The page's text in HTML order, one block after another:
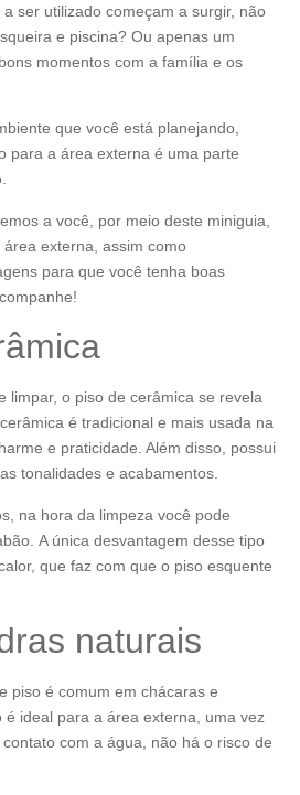
ser utilizado começam a surgir, não
e piscina? Ou apenas um
momentos com a família e os
que você está planejando,
para a área externa é uma parte
a você, por meio deste miniguia,
externa, assim como
para que você tenha boas
limpar, o piso de cerâmica se revela
é tradicional e mais usada na
e praticidade. Além disso, possui
tonalidades e acabamentos.
na hora da limpeza você pode
A única desvantagem desse tipo
que faz com que o piso esquente
naturais
piso é comum em chácaras e
ideal para a área externa, uma vez
com a água, não há o risco de